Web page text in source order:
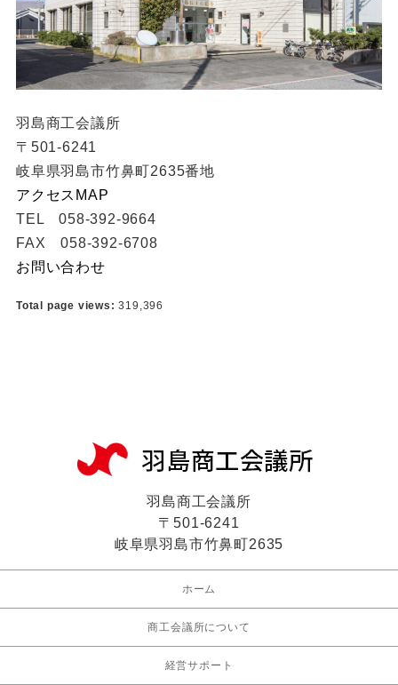
羽島商工会議所
〒501-6241
岐阜県羽島市竹鼻町2635番地
アクセスMAP
TEL 058-392-9664
FAX 058-392-6708
お問い合わせ
Total page views:319,396
羽島商工会議所
〒501-6241
岐阜県羽島市竹鼻町2635
ホーム
商工会議所について
経営サポート